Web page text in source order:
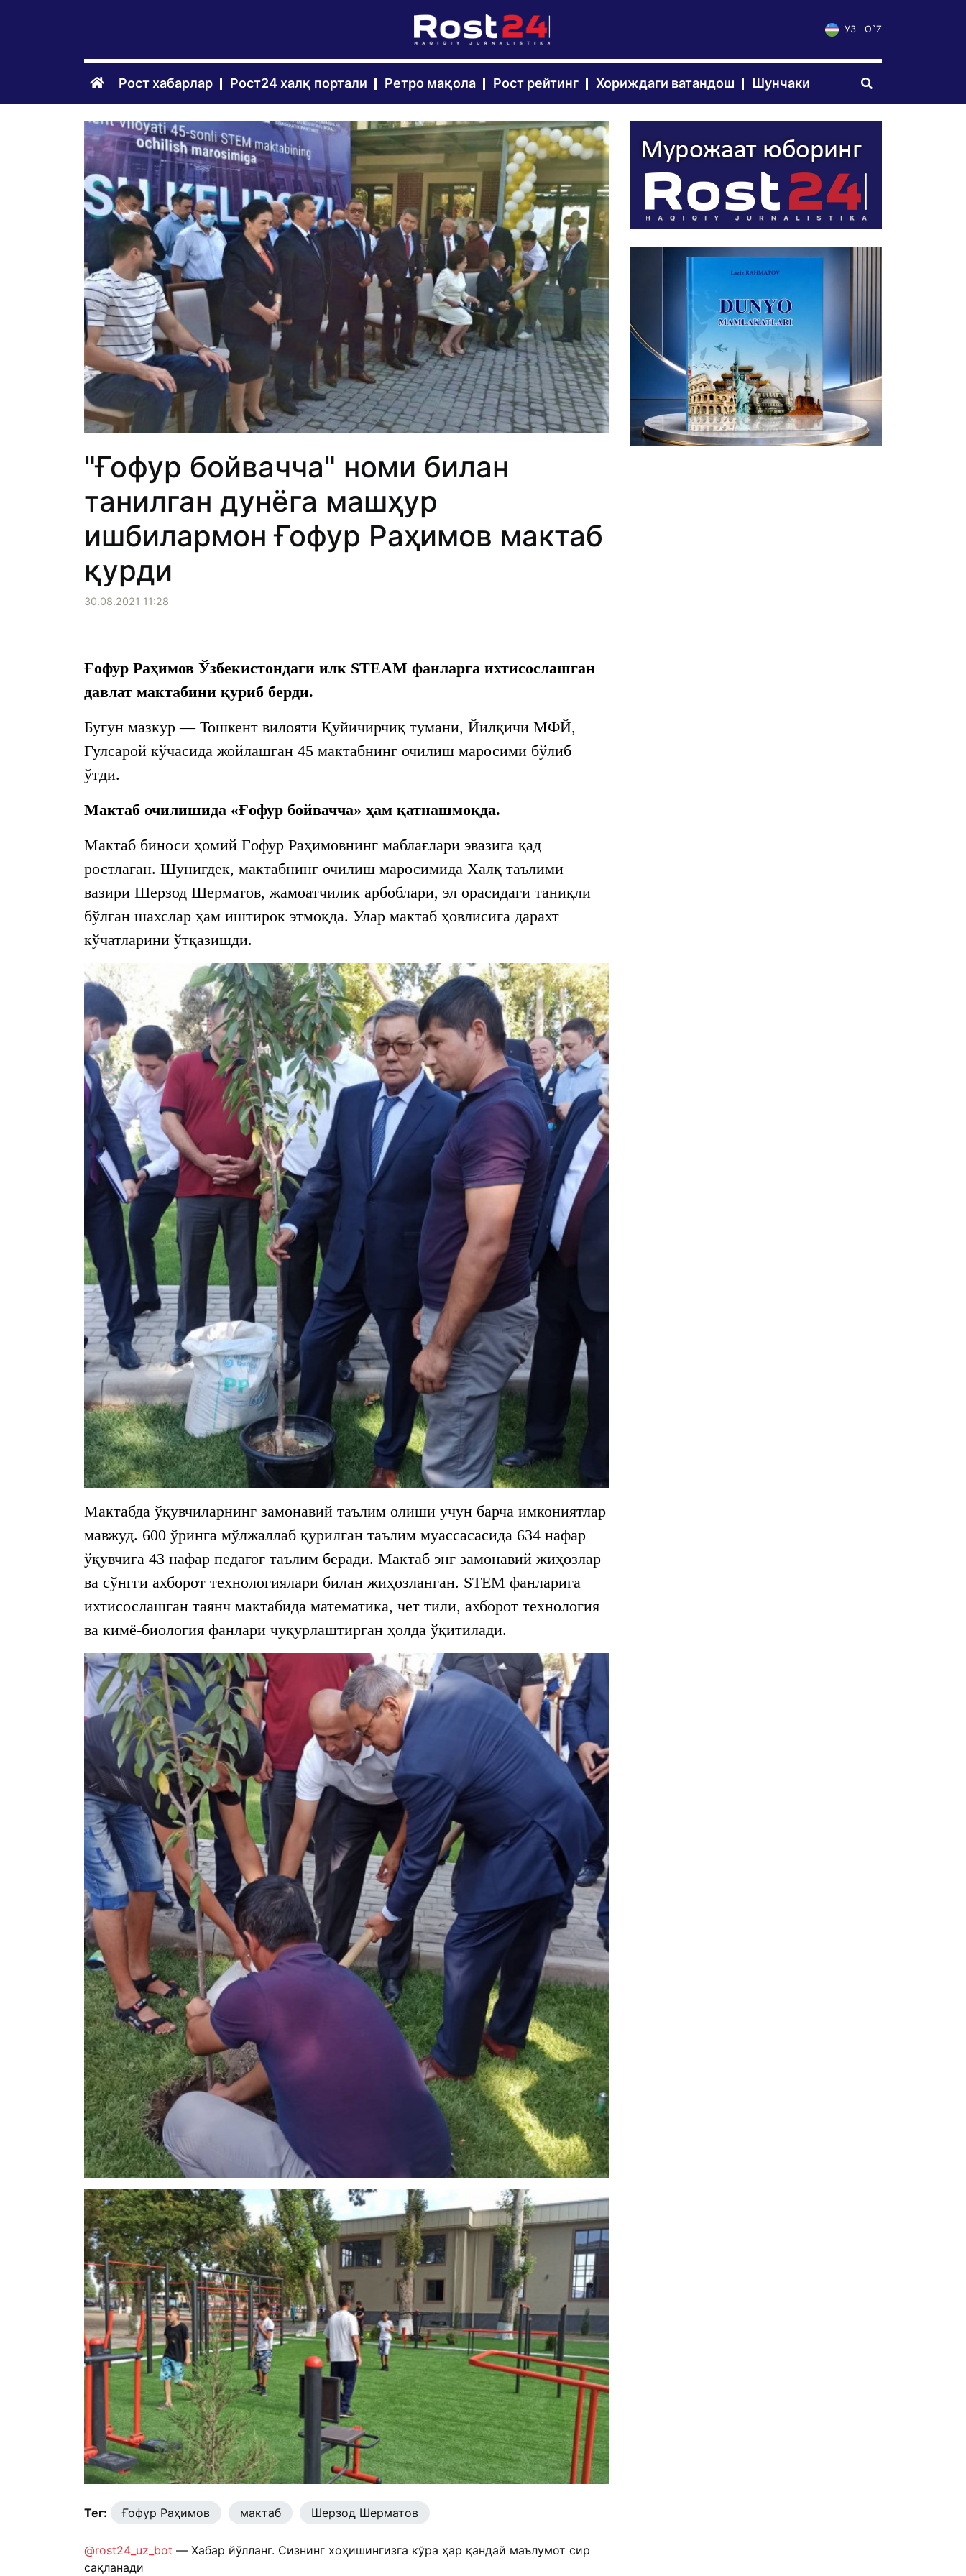
УЗ O`Z
Рост хабарлар Рост24 халқ портали Ретро мақола Рост рейтинг Хориждаги ватандош Шунчаки
"Ғофур бойвачча" номи билан
танилган дунёга машҳур
ишбилармон Ғофур Раҳимов мактаб
қурди
30.08.2021 11:28
Ғофур Раҳимов Ўзбекистондаги илк STEAM фанларга ихтисослашган
давлат мактабини қуриб берди.
Бугун мазкур — Тошкент вилояти Қуйичирчиқ тумани, Йилқичи МФЙ,
Гулсарой кўчасида жойлашган 45 мактабнинг очилиш маросими бўлиб
ўтди.
Мактаб очилишида «Ғофур бойвачча» ҳам қатнашмоқда.
Мактаб биноси ҳомий Ғофур Раҳимовнинг маблағлари эвазига қад
ростлаган. Шунигдек, мактабнинг очилиш маросимида Халқ таълими
вазири Шерзод Шерматов, жамоатчилик арбоблари, эл орасидаги таниқли
бўлган шахслар ҳам иштирок этмоқда. Улар мактаб ҳовлисига дарахт
кўчатларини ўтқазишди.
Мактабда ўқувчиларнинг замонавий таълим олиши учун барча имкониятлар
мавжуд. 600 ўринга мўлжаллаб қурилган таълим муассасасида 634 нафар
ўқувчига 43 нафар педагог таълим беради. Мактаб энг замонавий жиҳозлар
ва сўнгги ахборот технологиялари билан жиҳозланган. STEM фанларига
ихтисослашган таянч мактабида математика, чет тили, ахборот технология
ва кимё-биология фанлари чуқурлаштирган ҳолда ўқитилади.
Тег: Ғофур Раҳимов мактаб Шерзод Шерматов
@rost24_uz_bot — Хабар йўлланг. Сизнинг хоҳишингизга кўра ҳар қандай маълумот сир
сақланади